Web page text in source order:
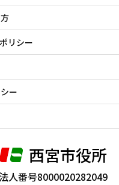
リシー
ー
西宮市役所
法人番号8000020282049